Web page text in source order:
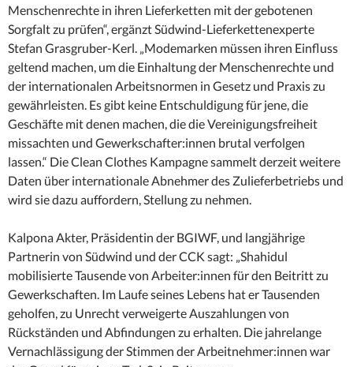
Menschenrechte in ihren Lieferketten mit der gebotenen
Sorgfalt zu prüfen“, ergänzt Südwind-Lieferkettenexperte
Stefan Grasgruber-Kerl. „Modemarken müssen ihren Einfluss
geltend machen, um die Einhaltung der Menschenrechte und
der internationalen Arbeitsnormen in Gesetz und Praxis zu
gewährleisten. Es gibt keine Entschuldigung für jene, die
Geschäfte mit denen machen, die die Vereinigungsfreiheit
missachten und Gewerkschafter:innen brutal verfolgen
lassen.“ Die Clean Clothes Kampagne sammelt derzeit weitere
Daten über internationale Abnehmer des Zulieferbetriebs und
wird sie dazu auffordern, Stellung zu nehmen.
Kalpona Akter, Präsidentin der BGIWF, und langjährige
Partnerin von Südwind und der CCK sagt: „Shahidul
mobilisierte Tausende von Arbeiter:innen für den Beitritt zu
Gewerkschaften. Im Laufe seines Lebens hat er Tausenden
geholfen, zu Unrecht verweigerte Auszahlungen von
Rückständen und Abfindungen zu erhalten. Die jahrelange
Vernachlässigung der Stimmen der Arbeitnehmer:innen war